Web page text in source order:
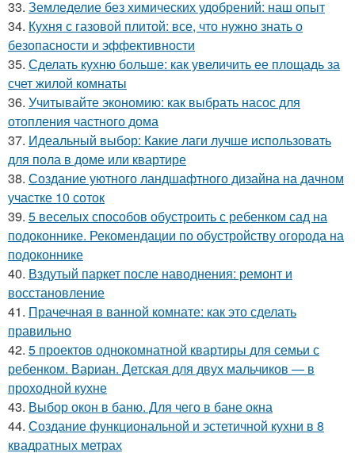
33. Земледелие без химических удобрений: наш опыт
34. Кухня с газовой плитой: все, что нужно знать о
безопасности и эффективности
35. Сделать кухню больше: как увеличить ее площадь за
счет жилой комнаты
36. Учитывайте экономию: как выбрать насос для
отопления частного дома
37. Идеальный выбор: Какие лаги лучше использовать
для пола в доме или квартире
38. Создание уютного ландшафтного дизайна на дачном
участке 10 соток
39. 5 веселых способов обустроить с ребенком сад на
подоконнике. Рекомендации по обустройству огорода на
подоконнике
40. Вздутый паркет после наводнения: ремонт и
восстановление
41. Прачечная в ванной комнате: как это сделать
правильно
42. 5 проектов однокомнатной квартиры для семьи с
ребенком. Вариан. Детская для двух мальчиков — в
проходной кухне
43. Выбор окон в баню. Для чего в бане окна
44. Создание функциональной и эстетичной кухни в 8
квадратных метрах